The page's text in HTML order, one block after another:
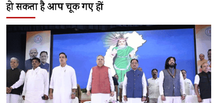
हो सकता है आप चूक गए हों